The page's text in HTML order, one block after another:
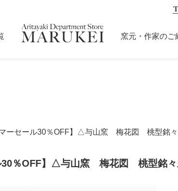
窯元・作家のご
ーセール30％OFF】△与山窯 梅花図 桃型銘
30％OFF】△与山窯 梅花図 桃型銘